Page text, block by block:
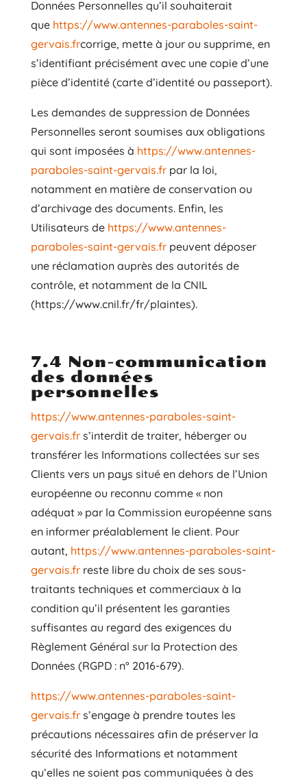
Données Personnelles qu’il souhaiterait
que https://www.antennes-paraboles-saint-
gervais.frcorrige, mette à jour ou supprime, en
s’identifiant précisément avec une copie d’une
pièce d’identité (carte d’identité ou passeport).
Les demandes de suppression de Données
Personnelles seront soumises aux obligations
qui sont imposées à https://www.antennes-
paraboles-saint-gervais.fr par la loi,
notamment en matière de conservation ou
d’archivage des documents. Enfin, les
Utilisateurs de https://www.antennes-
paraboles-saint-gervais.fr peuvent déposer
une réclamation auprès des autorités de
contrôle, et notamment de la CNIL
(https://www.cnil.fr/fr/plaintes).
7.4 Non-communication
des données
personnelles
https://www.antennes-paraboles-saint-
gervais.fr s’interdit de traiter, héberger ou
transférer les Informations collectées sur ses
Clients vers un pays situé en dehors de l’Union
européenne ou reconnu comme « non
adéquat » par la Commission européenne sans
en informer préalablement le client. Pour
autant, https://www.antennes-paraboles-saint-
gervais.fr reste libre du choix de ses sous-
traitants techniques et commerciaux à la
condition qu’il présentent les garanties
suffisantes au regard des exigences du
Règlement Général sur la Protection des
Données (RGPD : n° 2016-679).
https://www.antennes-paraboles-saint-
gervais.fr s’engage à prendre toutes les
précautions nécessaires afin de préserver la
sécurité des Informations et notamment
qu’elles ne soient pas communiquées à des